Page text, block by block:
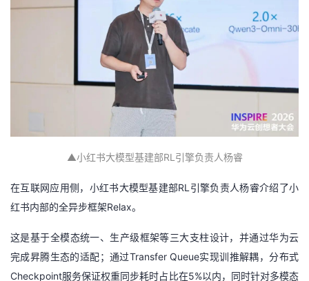
▲小红书大模型基建部RL引擎负责人杨睿
在互联网应用侧，小红书大模型基建部RL引擎负责人杨睿介绍了小
红书内部的全异步框架Relax。
这是基于全模态统一、生产级框架等三大支柱设计，并通过华为云
完成昇腾生态的适配；通过Transfer Queue实现训推解耦，分布式
Checkpoint服务保证权重同步耗时占比在5%以内，同时针对多模态